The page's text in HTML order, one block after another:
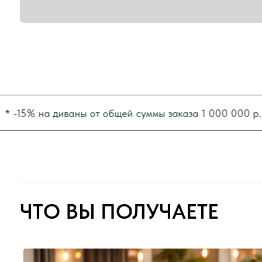
на диваны от общей суммы заказа 1 000 000 р. *
ЧТО ВЫ ПОЛУЧАЕТЕ